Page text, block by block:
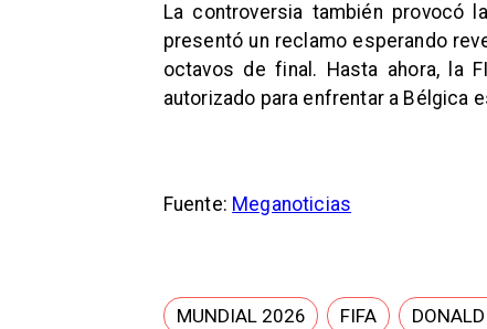
La controversia también provocó
presentó un reclamo esperando
octavos de final. Hasta ahora, la
autorizado para enfrentar a Bélgica
Fuente: Meganoticias
MUNDIAL 2026 FIFA